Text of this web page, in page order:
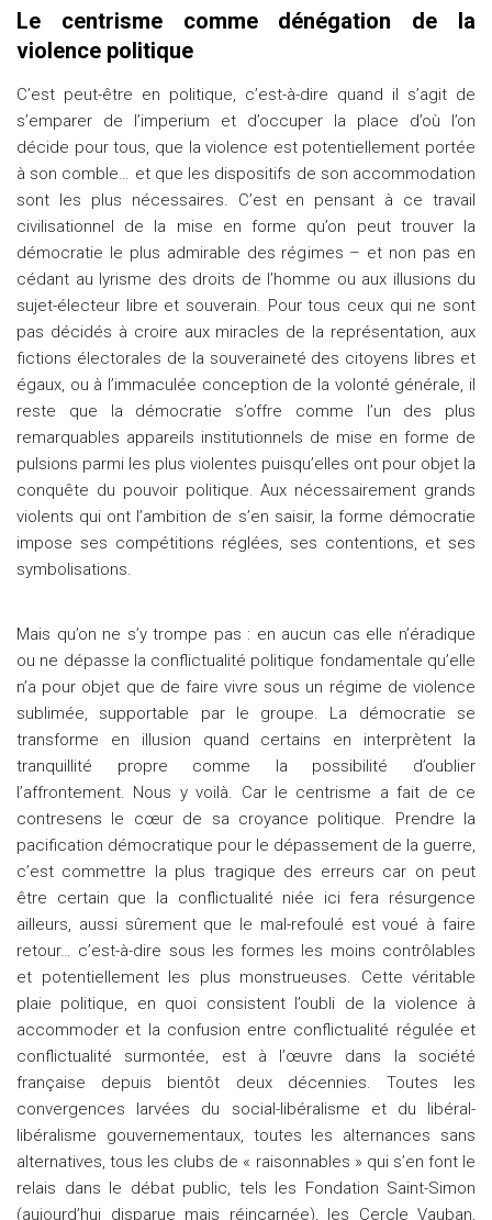
Le centrisme comme dénégation de la
violence politique
C’est peut-être en politique, c’est-à-dire quand il s’agit de
s’emparer de l’imperium et d’occuper la place d’où l’on
décide pour tous, que la violence est potentiellement portée
à son comble… et que les dispositifs de son accommodation
sont les plus nécessaires. C’est en pensant à ce travail
civilisationnel de la mise en forme qu’on peut trouver la
démocratie le plus admirable des régimes – et non pas en
cédant au lyrisme des droits de l’homme ou aux illusions du
sujet-électeur libre et souverain. Pour tous ceux qui ne sont
pas décidés à croire aux miracles de la représentation, aux
fictions électorales de la souveraineté des citoyens libres et
égaux, ou à l’immaculée conception de la volonté générale, il
reste que la démocratie s’offre comme l’un des plus
remarquables appareils institutionnels de mise en forme de
pulsions parmi les plus violentes puisqu’elles ont pour objet la
conquête du pouvoir politique. Aux nécessairement grands
violents qui ont l’ambition de s’en saisir, la forme démocratie
impose ses compétitions réglées, ses contentions, et ses
symbolisations.
Mais qu’on ne s’y trompe pas : en aucun cas elle n’éradique
ou ne dépasse la conflictualité politique fondamentale qu’elle
n’a pour objet que de faire vivre sous un régime de violence
sublimée, supportable par le groupe. La démocratie se
transforme en illusion quand certains en interprètent la
tranquillité propre comme la possibilité d’oublier
l’affrontement. Nous y voilà. Car le centrisme a fait de ce
contresens le cœur de sa croyance politique. Prendre la
pacification démocratique pour le dépassement de la guerre,
c’est commettre la plus tragique des erreurs car on peut
être certain que la conflictualité niée ici fera résurgence
ailleurs, aussi sûrement que le mal-refoulé est voué à faire
retour… c’est-à-dire sous les formes les moins contrôlables
et potentiellement les plus monstrueuses. Cette véritable
plaie politique, en quoi consistent l’oubli de la violence à
accommoder et la confusion entre conflictualité régulée et
conflictualité surmontée, est à l’œuvre dans la société
française depuis bientôt deux décennies. Toutes les
convergences larvées du social-libéralisme et du libéral-
libéralisme gouvernementaux, toutes les alternances sans
alternatives, tous les clubs de « raisonnables » qui s’en font le
relais dans le débat public, tels les Fondation Saint-Simon
(aujourd’hui disparue mais réincarnée), les Cercle Vauban,